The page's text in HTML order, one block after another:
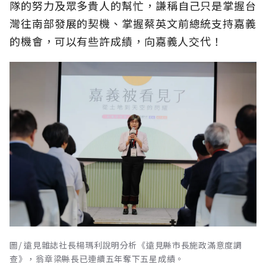
隊的努力及眾多貴人的幫忙，謙稱自己只是掌握台
灣往南部發展的契機、掌握蔡英文前總統支持嘉義
的機會，可以有些許成績，向嘉義人交代！
圖/ 遠見雜誌社長楊瑪利說明分析《遠見縣市長施政滿意度調
查》，翁章梁縣長已連續五年奪下五星成績。